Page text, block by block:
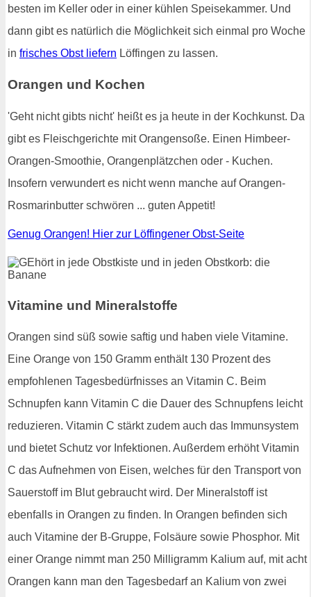
besten im Keller oder in einer kühlen Speisekammer. Und
dann gibt es natürlich die Möglichkeit sich einmal pro Woche
in frisches Obst liefern Löffingen zu lassen.
Orangen und Kochen
'Geht nicht gibts nicht' heißt es ja heute in der Kochkunst. Da
gibt es Fleischgerichte mit Orangensoße. Einen Himbeer-
Orangen-Smoothie, Orangenplätzchen oder - Kuchen.
Insofern verwundert es nicht wenn manche auf Orangen-
Rosmarinbutter schwören ... guten Appetit!
Genug Orangen! Hier zur Löffingener Obst-Seite
Vitamine und Mineralstoffe
Orangen sind süß sowie saftig und haben viele Vitamine.
Eine Orange von 150 Gramm enthält 130 Prozent des
empfohlenen Tagesbedürfnisses an Vitamin C. Beim
Schnupfen kann Vitamin C die Dauer des Schnupfens leicht
reduzieren. Vitamin C stärkt zudem auch das Immunsystem
und bietet Schutz vor Infektionen. Außerdem erhöht Vitamin
C das Aufnehmen von Eisen, welches für den Transport von
Sauerstoff im Blut gebraucht wird. Der Mineralstoff ist
ebenfalls in Orangen zu finden. In Orangen befinden sich
auch Vitamine der B-Gruppe, Folsäure sowie Phosphor. Mit
einer Orange nimmt man 250 Milligramm Kalium auf, mit acht
Orangen kann man den Tagesbedarf an Kalium von zwei